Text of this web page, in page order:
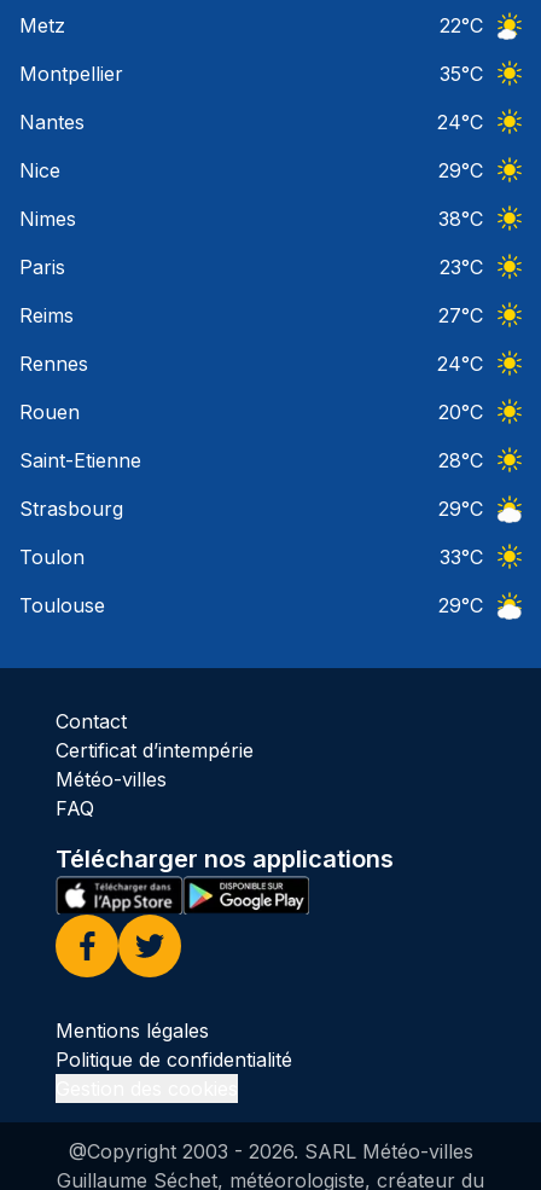
Metz
22°C
Montpellier
35°C
Nantes
24°C
Nice
29°C
Nimes
38°C
Paris
23°C
Reims
27°C
Rennes
24°C
Rouen
20°C
Saint-Etienne
28°C
Strasbourg
29°C
Toulon
33°C
Toulouse
29°C
Contact
Certificat d’intempérie
Météo-villes
FAQ
Télécharger nos applications
Facebook
Twitter
Mentions légales
Politique de confidentialité
@Copyright 2003 - 2026. SARL Météo-villes
Guillaume Séchet, météorologiste, créateur du